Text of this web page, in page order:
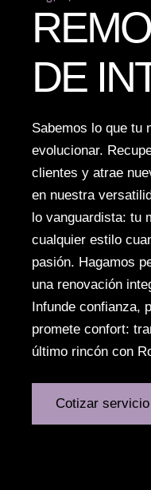
DE
Sabemos lo que tu
evolucionar.
clientes y atrae
en nuestra
lo vanguardista: tu
cualquier estilo
pasión. Hagamos
una renovación
Infunde confianza,
promete confort:
último rincón con
Cotizar servicio